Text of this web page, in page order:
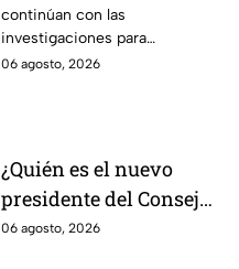
Sandía en León fue
localizado sin vid4
continúan con las
investigaciones para
esclarecer el caso.
06 agosto, 2026
¿Quién es el nuevo
presidente del Consejo
del Zoológico de León?
06 agosto, 2026